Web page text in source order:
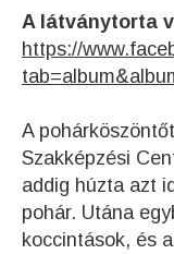
A látványtorta
https://
A pohárköszöntőt
Szakképzési
addig húzta azt
pohár. Utána
koccintások, és